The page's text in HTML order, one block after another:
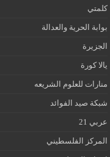
كلمتي
بوابة الحرية والعدالة
الجزيرة
يالا كورة
منارات للعلوم الشريعه
شبكة صيد الفوائد
عربي 21
المركز الفلسطيني